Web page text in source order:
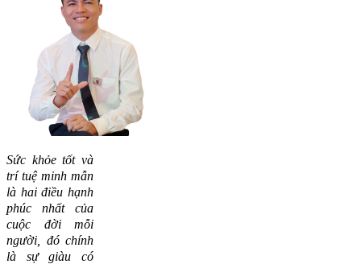
Sức khỏe tốt và
trí tuệ minh mẫn
là hai điều hạnh
phúc nhất của
cuộc đời mỗi
người, đó chính
là sự giàu có